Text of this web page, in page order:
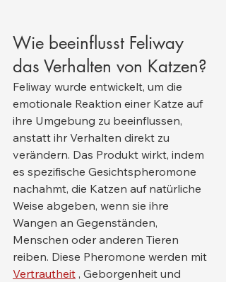
Wie beeinflusst Feliway
das Verhalten von Katzen?
Feliway wurde entwickelt, um die
emotionale Reaktion einer Katze auf
ihre Umgebung zu beeinflussen,
anstatt ihr Verhalten direkt zu
verändern. Das Produkt wirkt, indem
es spezifische Gesichtspheromone
nachahmt, die Katzen auf natürliche
Weise abgeben, wenn sie ihre
Wangen an Gegenständen,
Menschen oder anderen Tieren
reiben. Diese Pheromone werden mit
Vertrautheit , Geborgenheit und